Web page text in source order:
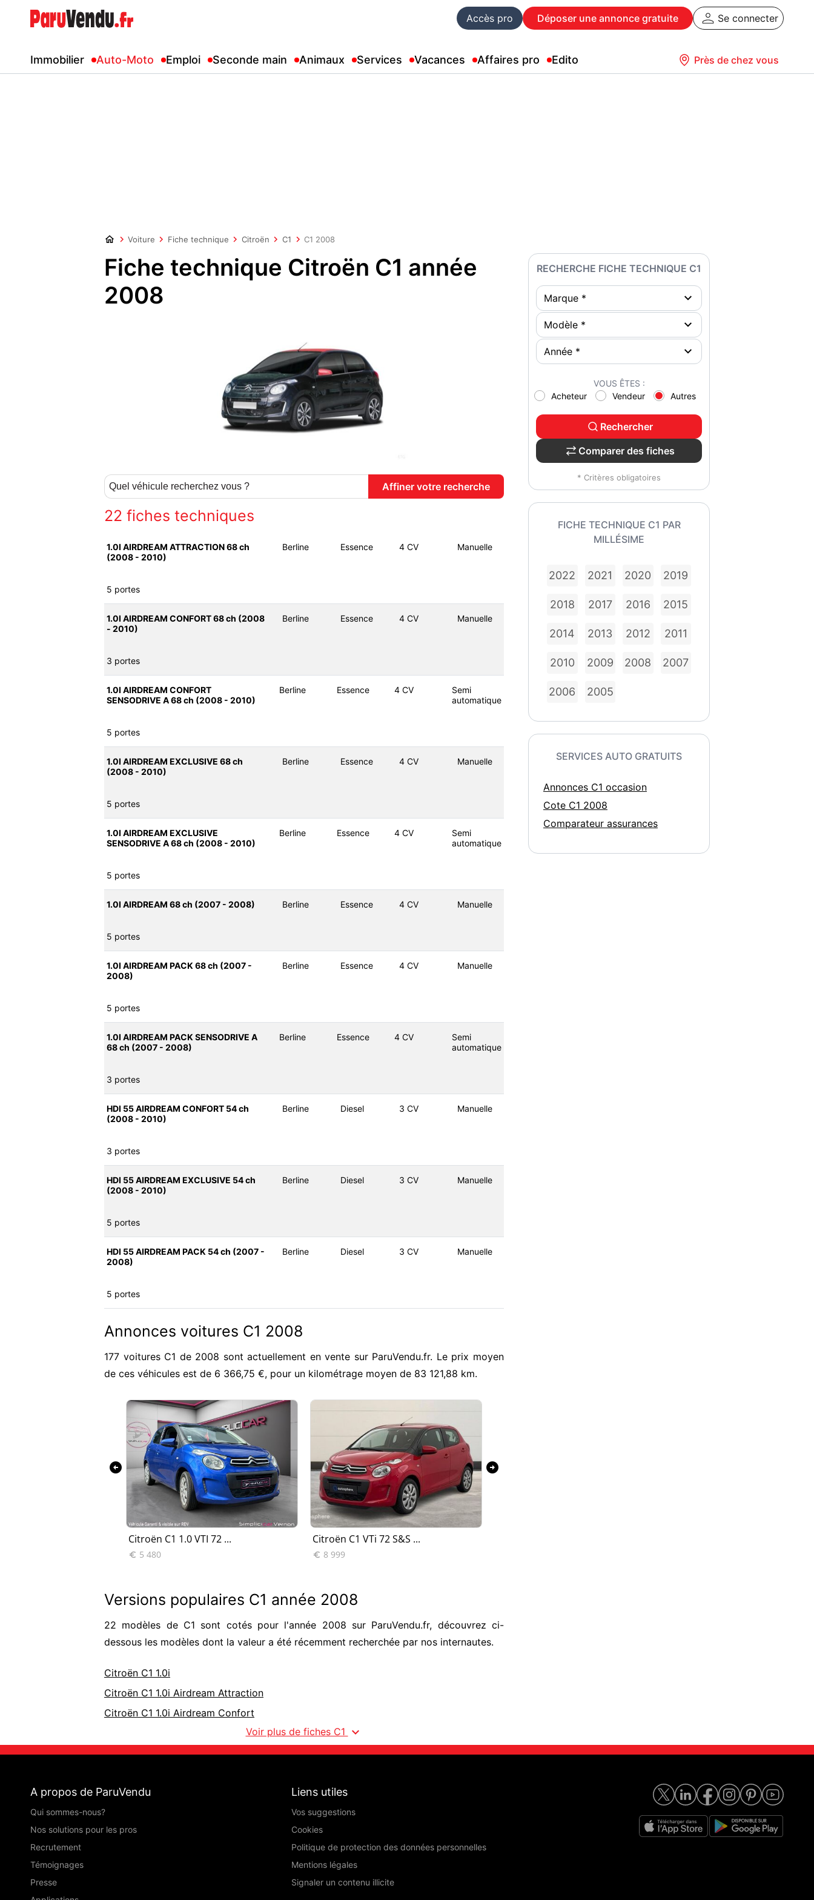
Accès pro Déposer une annonce gratuite Se connecter
Immobilier Auto-Moto Emploi Seconde main Animaux Services Vacances Affaires pro Edito Près de chez vous
Voiture Fiche technique Citroën C1 C1 2008
Fiche technique Citroën C1 année
2008
22 fiches techniques
1.0I AIRDREAM ATTRACTION 68 ch
(2008 - 2010)
Berline Essence 4 CV Manuelle
5 portes
1.0I AIRDREAM CONFORT 68 ch (2008
- 2010)
Berline Essence 4 CV Manuelle
3 portes
1.0I AIRDREAM CONFORT
SENSODRIVE A 68 ch (2008 - 2010)
Berline Essence 4 CV
Semi
automatique
5 portes
1.0I AIRDREAM EXCLUSIVE 68 ch
(2008 - 2010)
Berline Essence 4 CV Manuelle
5 portes
1.0I AIRDREAM EXCLUSIVE
SENSODRIVE A 68 ch (2008 - 2010)
Berline Essence 4 CV
Semi
automatique
5 portes
1.0I AIRDREAM 68 ch (2007 - 2008) Berline Essence 4 CV Manuelle
5 portes
1.0I AIRDREAM PACK 68 ch (2007 -
2008)
Berline Essence 4 CV Manuelle
5 portes
1.0I AIRDREAM PACK SENSODRIVE A
68 ch (2007 - 2008)
Berline Essence 4 CV
Semi
automatique
3 portes
HDI 55 AIRDREAM CONFORT 54 ch
(2008 - 2010)
Berline Diesel 3 CV Manuelle
3 portes
HDI 55 AIRDREAM EXCLUSIVE 54 ch
(2008 - 2010)
Berline Diesel 3 CV Manuelle
5 portes
HDI 55 AIRDREAM PACK 54 ch (2007 -
2008)
Berline Diesel 3 CV Manuelle
5 portes
Annonces voitures C1 2008
177 voitures C1 de 2008 sont actuellement en vente sur ParuVendu.fr. Le prix moyen
de ces véhicules est de 6 366,75 €, pour un kilométrage moyen de 83 121,88 km.
Citroën C1 1.0 VTI 72 ...
 5 480
Citroën C1 VTi 72 S&S ...
 8 999
arrow_circle_left arrow_circle_right
Versions populaires C1 année 2008
22 modèles de C1 sont cotés pour l'année 2008 sur ParuVendu.fr, découvrez ci-
dessous les modèles dont la valeur a été récemment recherchée par nos internautes.
Citroën C1 1.0i
Citroën C1 1.0i Airdream Attraction
Citroën C1 1.0i Airdream Confort
Voir plus de fiches C1 expand_more
RECHERCHE FICHE TECHNIQUE C1
VOUS ÊTES :
Acheteur
Vendeur Autres
Rechercher
Comparer des fiches
* Critères obligatoires
FICHE TECHNIQUE C1 PAR
MILLÉSIME
2022 2021 2020 2019
2018 2017 2016 2015
2014 2013 2012 2011
2010 2009 2008 2007
2006 2005
SERVICES AUTO GRATUITS
Annonces C1 occasion
Cote C1 2008
Comparateur assurances
A propos de ParuVendu
Qui sommes-nous?
Nos solutions pour les pros
Recrutement
Témoignages
Presse
Liens utiles
Vos suggestions
Cookies
Politique de protection des données personnelles
Mentions légales
Signaler un contenu illicite